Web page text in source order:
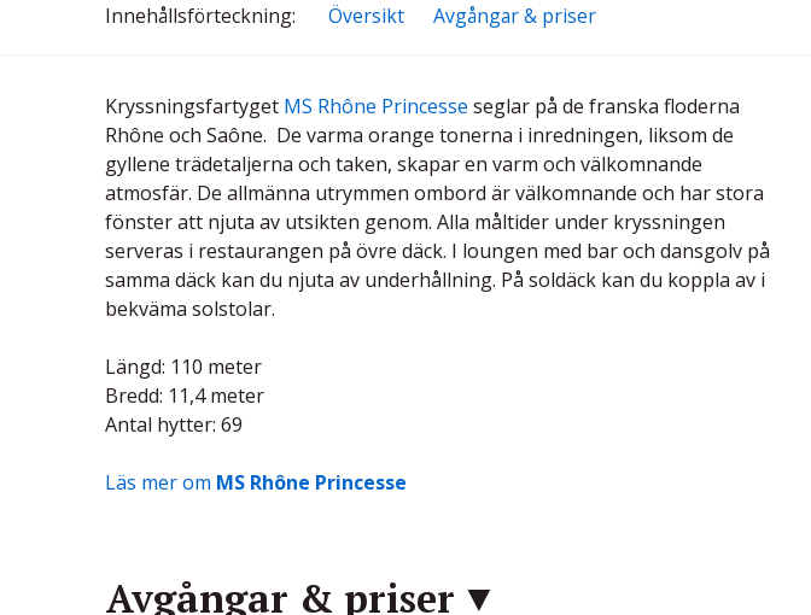
Innehållsförteckning Översikt Avgångar & priser
Kryssningsfartyget MS Rhône Princesse seglar på de franska floderna
Rhône och Saône. De varma orange tonerna i inredningen, liksom de
gyllene trädetaljerna och taken, skapar en varm och välkomnande
atmosfär. De allmänna utrymmen ombord är välkomnande och har stora
fönster att njuta av utsikten genom. Alla måltider under kryssningen
serveras i restaurangen på övre däck. I loungen med bar och dansgolv på
samma däck kan du njuta av underhållning. På soldäck kan du koppla av i
bekväma solstolar.
Längd: 110 meter
Bredd: 11,4 meter
Antal hytter: 69
Läs mer om MS Rhône Princesse
Avgångar & priser